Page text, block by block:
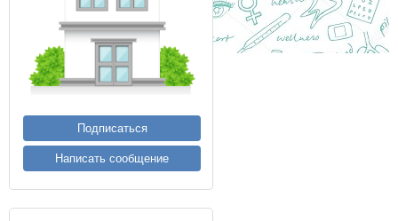
Подписаться
Написать сообщение